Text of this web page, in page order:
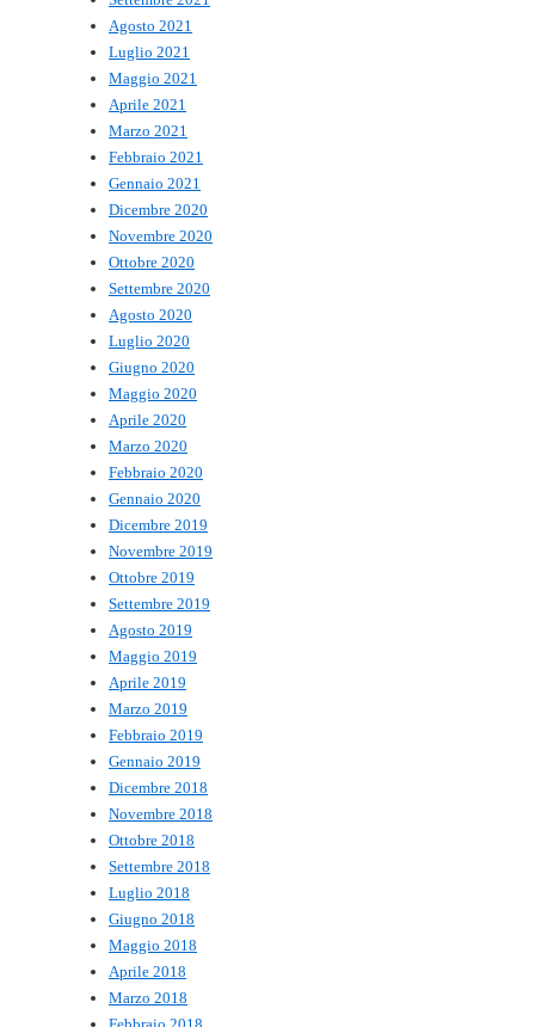
Agosto 2021
Luglio 2021
Maggio 2021
Aprile 2021
Marzo 2021
Febbraio 2021
Gennaio 2021
Dicembre 2020
Novembre 2020
Ottobre 2020
Settembre 2020
Agosto 2020
Luglio 2020
Giugno 2020
Maggio 2020
Aprile 2020
Marzo 2020
Febbraio 2020
Gennaio 2020
Dicembre 2019
Novembre 2019
Ottobre 2019
Settembre 2019
Agosto 2019
Maggio 2019
Aprile 2019
Marzo 2019
Febbraio 2019
Gennaio 2019
Dicembre 2018
Novembre 2018
Ottobre 2018
Settembre 2018
Luglio 2018
Giugno 2018
Maggio 2018
Aprile 2018
Marzo 2018